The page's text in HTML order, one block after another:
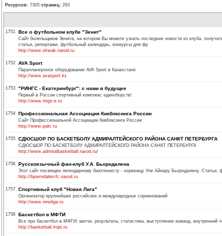
Ресурсов: 7305 страниц: 293
1751 Все о футбольном клубе "Зенит"
Сайт болельщиков Зенита, на котором Вы можете узнать последние новости из клуба,
статьи, репортажи, футбольный календарь, конкурсы для фу
http://www.skwak.narod.ru
1752 AVA Sport
Парапланероное оборудование AVA Sport в Казахстане
http://www.avasport.kz
1753 "РИНГС - Екатеринбург": с нами в будущее
Первый в России спортивный комплекс единоборств!
http://www.rings-e.ru
1754 Профессиональная Ассоциация Кикбоксинга России
Сайт Профессиональной Ассоциации Кикбоксинга России
http://www.pakr.ru
1755 СДЮСШОР ПО БАСКЕТБОЛУ АДМИРАЛТЕЙСКОГО РАЙОНА САНКТ ПЕТЕРБУРГА
СДЮСШОР ПО БАСКЕТБОЛУ АДМИРАЛТЕЙСКОГО РАЙОНА САНКТ ПЕТЕРБУРГА
http://www.admiralbasketball.narod.ru/
1756 Русскоязычный фан-клуб У.А. Бьорндалена
Этот сайт посвящен легендарному биатлонисту - норвежцу Уле Айнару Бьорндалену.
http://bjoerndalen-fc.narod.ru
1757 Спортивный клуб "Новая Лига"
Организатор крупнейших российских и международных соревнований
http://www.newliga.ru
1758 Баскетбол в МФТИ
Все про баскетбол в МФТИ: матчи, результаты, статистика, выступление команд, внутренний
http://basketball.mipt.ru